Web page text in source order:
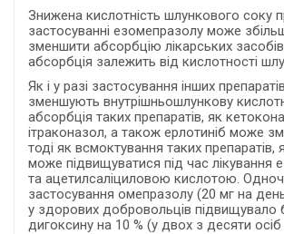
Знижена кислотність шлункового соку
застосуванні езомепразолу може
зменшити абсорбцію лікарських
абсорбція залежить від кислотності
Як і у разі застосування інших
зменшують внутрішньошлункову
абсорбція таких препаратів, як
ітраконазол, а також ерлотиніб може
тоді як всмоктування таких препаратів,
може підвищуватися під час лікування
та ацетилсаліциловою кислотою.
застосування омепразолу (20 мг на
у здорових добровольців підвищувало
дигоксину на 10 % (у двох з десяти